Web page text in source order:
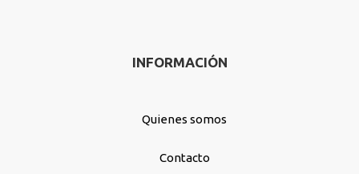
INFORMACIÓN
Quienes somos
Contacto